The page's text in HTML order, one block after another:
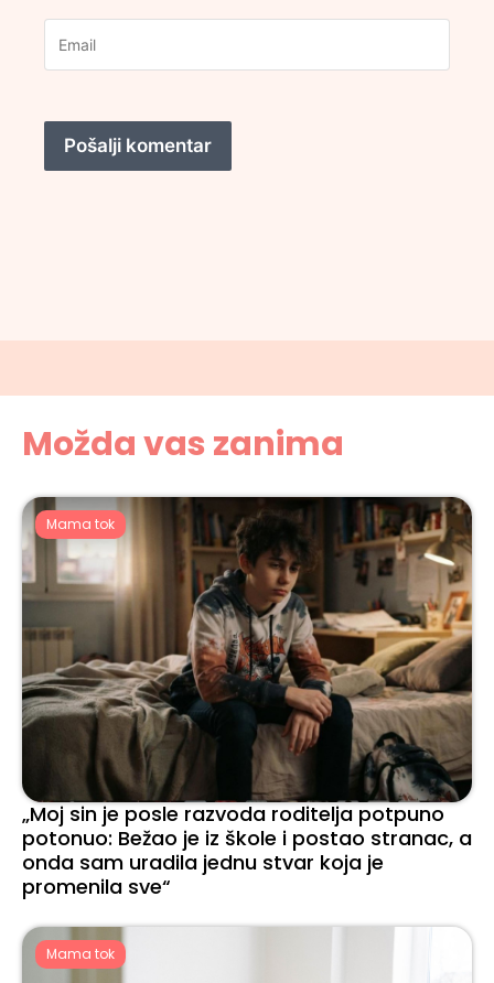
Možda vas zanima
Mama tok
„Moj sin je posle razvoda roditelja potpuno
potonuo: Bežao je iz škole i postao stranac, a
onda sam uradila jednu stvar koja je
promenila sve“
Mama tok